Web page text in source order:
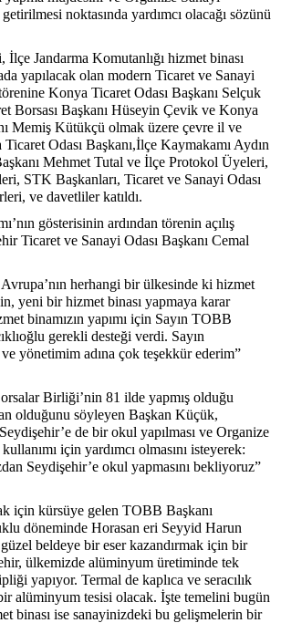
noktasında yardımcı olacağı sözünü
Jandarma Komutanlığı hizmet binası
yapılacak olan modern Ticaret ve Sanayi
Konya Ticaret Odası Başkanı Selçuk
Borsası Başkanı Hüseyin Çevik ve Konya
Memiş Kütükçü olmak üzere çevre il ve
Odası Başkanı,İlçe Kaymakamı Aydın
Mehmet Tutal ve İlçe Protokol Üyeleri,
STK Başkanları, Ticaret ve Sanayi Odası
ve davetliler katıldı.
gösterisinin ardından törenin açılış
Ticaret ve Sanayi Odası Başkanı Cemal
herhangi bir ülkesinde ki hizmet
yeni bir hizmet binası yapmaya karar
binamızın yapımı için Sayın TOBB
gerekli desteği verdi. Sayın
ve yönetimim adına çok teşekkür ederim”
Birliği’nin 81 ilde yapmış olduğu
olduğunu söyleyen Başkan Küçük,
de bir okul yapılması ve Organize
için yardımcı olmasını isteyerek:
Seydişehir’e okul yapmasını bekliyoruz”
için kürsüye gelen TOBB Başkanı
döneminde Horasan eri Seyyid Harun
beldeye bir eser kazandırmak için bir
ülkemizde alüminyum üretiminde tek
yapıyor. Termal de kaplıca ve seracılık
alüminyum tesisi olacak. İşte temelini bugün
binası ise sanayinizdeki bu gelişmelerin bir